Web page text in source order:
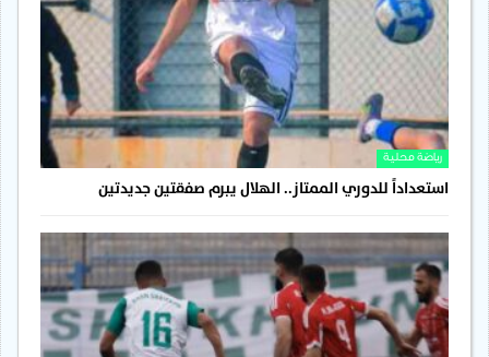
رياضة محلية
استعداداً للدوري الممتاز.. الهلال يبرم صفقتين جديدتين